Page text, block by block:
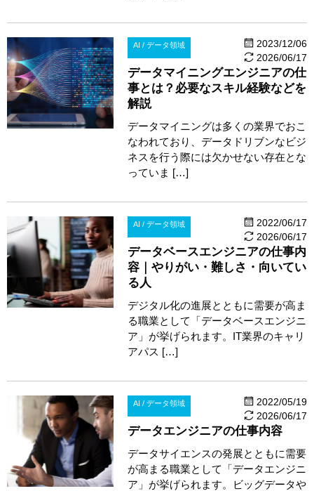
AI / データ領域
2023/12/06
2026/06/17
データマイニングエンジニアの仕
事とは？必要なスキル経験などを
解説
データマイニングは多くの業界でおこ
なわれており、データドリブンなビジ
ネスを行う際には欠かせない存在とな
っていま […]
AI / データ領域
2022/06/17
2026/06/17
データベースエンジニアの仕事内
容｜やりがい・難しさ・向いてい
る人
デジタル化の進展とともに需要が高ま
る職業として「データベースエンジニ
ア」が挙げられます。IT業界のキャリ
アパス […]
AI / データ領域
2022/05/19
2026/06/17
データエンジニアの仕事内容
データサイエンスの発展とともに需要
が高まる職業として「データエンジニ
ア」が挙げられます。ビッグデータや